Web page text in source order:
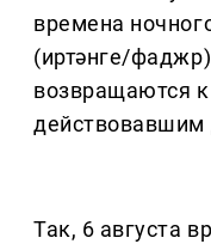
времена
(иртәнге/
возвращаются
действовавшим
Так, 6 августа